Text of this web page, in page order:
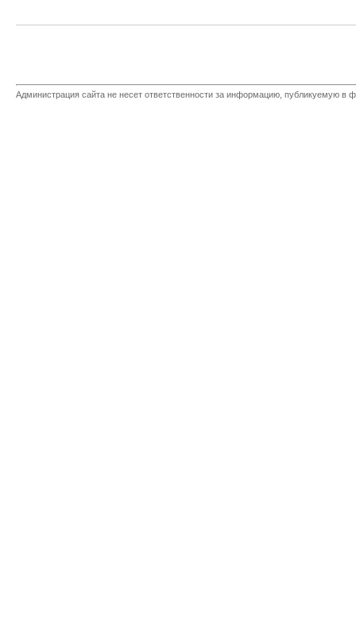
Администрация сайта не несет ответственности за информацию, публикуемую